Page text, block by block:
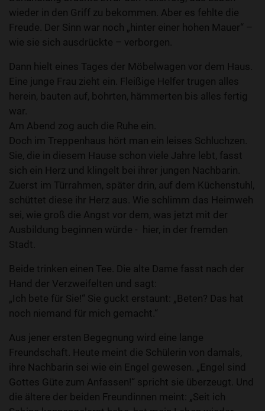
wieder in den Griff zu bekommen. Aber es fehlte die
Freude. Der Sinn war noch „hinter einer hohen Mauer“ –
wie sie sich ausdrückte – verborgen.
Dann hielt eines Tages der Möbelwagen vor dem Haus.
Eine junge Frau zieht ein. Fleißige Helfer trugen alles
herein, bauten auf, bohrten, hämmerten bis alles fertig
war.
Am Abend zog auch die Ruhe ein.
Doch im Treppenhaus hört man ein leises Schluchzen.
Sie, die in diesem Hause schon viele Jahre lebt, fasst
sich ein Herz und klingelt bei ihrer jungen Nachbarin.
Zuerst im Türrahmen, später drin, auf dem Küchenstuhl,
schüttet diese ihr Herz aus. Wie schlimm das Heimweh
sei, wie groß die Angst vor dem, was jetzt mit der
Ausbildung beginnen würde - hier, in der fremden
Stadt.
Beide trinken einen Tee. Die alte Dame fasst nach der
Hand der Verzweifelten und sagt:
„Ich bete für Sie!“ Sie guckt erstaunt: „Beten? Das hat
noch niemand für mich gemacht.“
Aus jener ersten Begegnung wird eine lange
Freundschaft. Heute meint die Schülerin von damals,
ihre Nachbarin sei wie ein Engel gewesen. „Engel sind
Gottes Güte zum Anfassen!“ spricht sie überzeugt. Und
die ältere der beiden Freundinnen meint: „Seit ich